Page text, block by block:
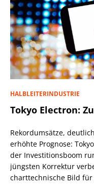
HALBLEITERINDUSTRIE
Tokyo Electron:
Rekordumsätze,
erhöhte Prognose:
der Investitionsboom
jüngsten Korrektur
charttechnische Bild für